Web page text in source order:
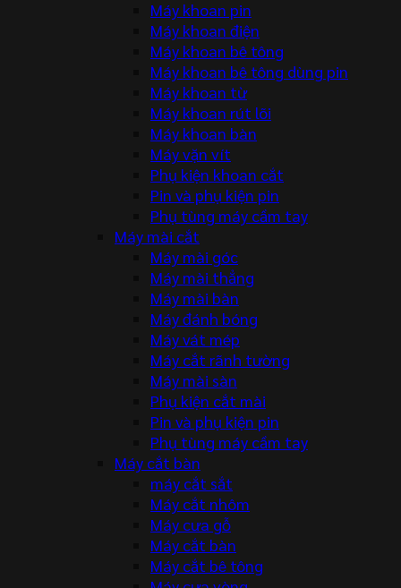
Máy khoan pin
Máy khoan điện
Máy khoan bê tông
Máy khoan bê tông dùng pin
Máy khoan từ
Máy khoan rút lõi
Máy khoan bàn
Máy vặn vít
Phụ kiện khoan cắt
Pin và phụ kiện pin
Phụ tùng máy cầm tay
Máy mài cắt
Máy mài góc
Máy mài thẳng
Máy mài bàn
Máy đánh bóng
Máy vát mép
Máy cắt rãnh tường
Máy mài sàn
Phụ kiện cắt mài
Pin và phụ kiện pin
Phụ tùng máy cầm tay
Máy cắt bàn
máy cắt sắt
Máy cắt nhôm
Máy cưa gỗ
Máy cắt bàn
Máy cắt bê tông